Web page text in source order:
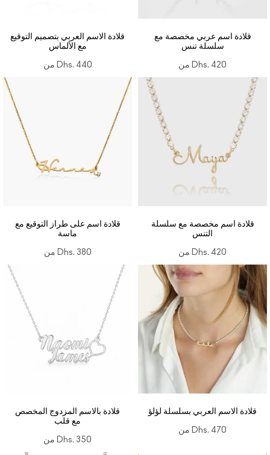
قلادة الاسم العربي بتصميم التوقيع
مع الألماس
من Dhs. 440
قلادة اسم عربي مخصصة مع
سلسلة تنس
من Dhs. 420
قلادة اسم على طراز التوقيع مع
ماسة
من Dhs. 380
قلادة اسم مخصصة مع سلسلة
التنس
من Dhs. 420
قلادة بالاسم المزدوج المخصص
مع قلب
من Dhs. 350
قلادة الاسم العربي بسلسلة لؤلؤ
من Dhs. 470